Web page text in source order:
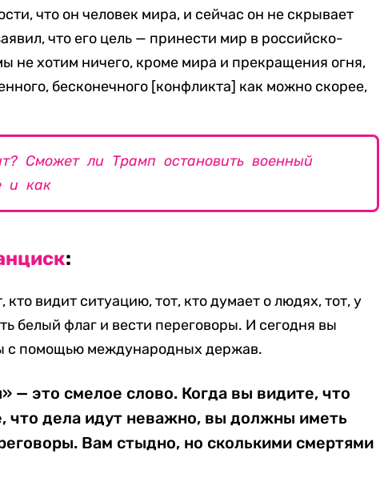
что он человек мира, и сейчас он не скрывает
что его цель — принести мир в российско-
не хотим ничего, кроме мира и прекращения огня,
бесконечного [конфликта] как можно скорее,
Сможет ли Трамп остановить военный
и как
:
кто видит ситуацию, тот, кто думает о людях, тот, у
белый флаг и вести переговоры. И сегодня вы
с помощью международных держав.
— это смелое слово. Когда вы видите, что
что дела идут неважно, вы должны иметь
Вам стыдно, но сколькими смертями